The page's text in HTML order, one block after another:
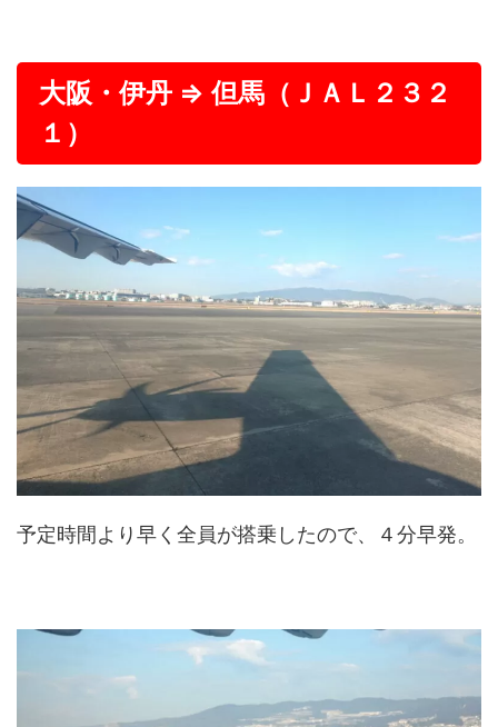
大阪・伊丹 ⇒ 但馬（ＪＡＬ２３２
１）
予定時間より早く全員が搭乗したので、４分早発。